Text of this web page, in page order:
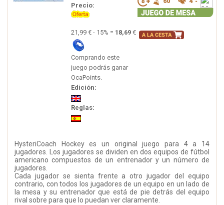
Precio:
21,99 € - 15% = 18,69 €
Comprando este
juego podrás ganar
OcaPoints.
Edición:
Reglas:
HysteriCoach Hockey es un original juego para 4 a 14
jugadores. Los jugadores se dividen en dos equipos de fútbol
americano compuestos de un entrenador y un número de
jugadores.
Cada jugador se sienta frente a otro jugador del equipo
contrario, con todos los jugadores de un equipo en un lado de
la mesa y su entrenador que está de pie detrás del equipo
rival sobre para que lo puedan ver claramente.